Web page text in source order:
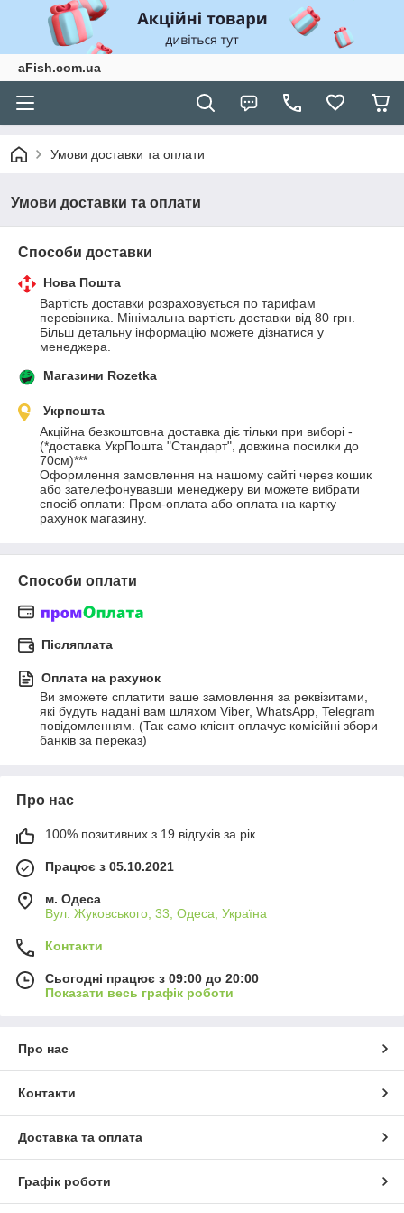
aFish.com.ua
Умови доставки та оплати
Умови доставки та оплати
Способи доставки
Нова Пошта
Вартість доставки розраховується по тарифам
перевізника. Мінімальна вартість доставки від 80 грн.
Більш детальну інформацію можете дізнатися у
менеджера.
Магазини Rozetka
Укрпошта
Акційна безкоштовна доставка діє тільки при виборі -
(*доставка УкрПошта "Cтандарт", довжина посилки до
70см)***
Оформлення замовлення на нашому сайті через кошик
або зателефонувавши менеджеру ви можете вибрати
спосіб оплати: Пром-оплата або оплата на картку
рахунок магазину.
Способи оплати
Післяплата
Оплата на рахунок
Ви зможете сплатити ваше замовлення за реквізитами,
які будуть надані вам шляхом Viber, WhatsApp, Telegram
повідомленням. (Так само клієнт оплачує комісійні збори
банків за переказ)
Про нас
100% позитивних з 19 відгуків за рік
Працює з 05.10.2021
м. Одеса
Вул. Жуковського, 33, Одеса, Україна
Контакти
Сьогодні працює з 09:00 до 20:00
Показати весь графік роботи
Про нас
Контакти
Доставка та оплата
Графік роботи